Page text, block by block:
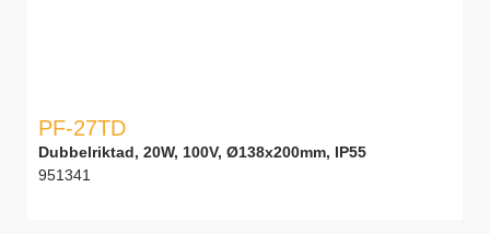
PF-27TD
Dubbelriktad, 20W, 100V, Ø138x200mm, IP55
951341